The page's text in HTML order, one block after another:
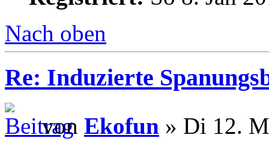
Nach oben
Re: Induzierte
von Ekofun » Di 12.